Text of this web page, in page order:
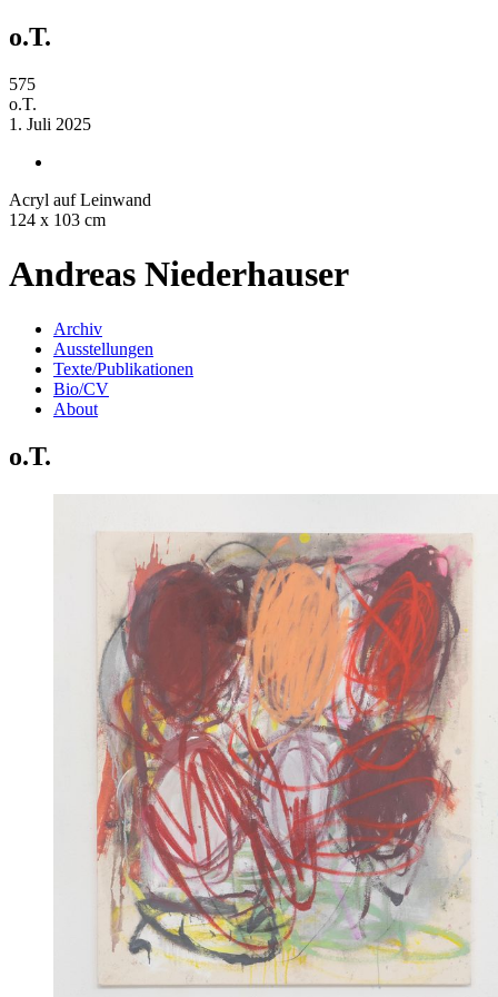
o.T.
575
o.T.
1. Juli 2025
Acryl auf Leinwand
124 x 103 cm
Andreas Niederhauser
Archiv
Ausstellungen
Texte/Publikationen
Bio/CV
About
o.T.